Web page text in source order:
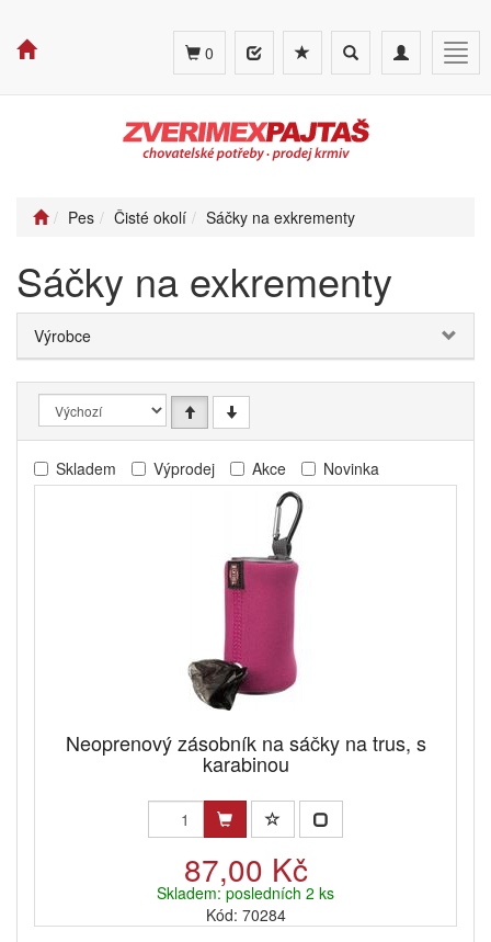
Toggle
navigation
Toggle
search
0
Pes Čisté okolí Sáčky na exkrementy
Sáčky na exkrementy
Výrobce
Skladem Výprodej Akce Novinka
Neoprenový zásobník na sáčky na trus, s
karabinou
87,00 Kč
Skladem: posledních 2 ks
Kód: 70284